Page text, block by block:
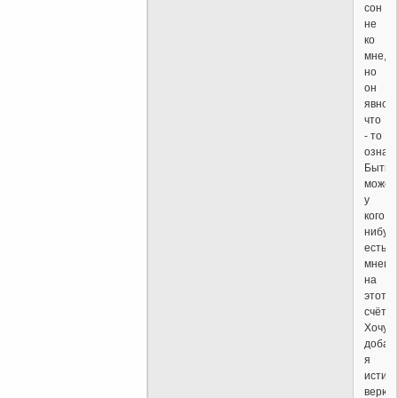
сон
не
ко
мне,
но
он
явно,
что
- то
Быть,
может
у
кого
есть
на
этот
счёт?
Хочу
я
верю